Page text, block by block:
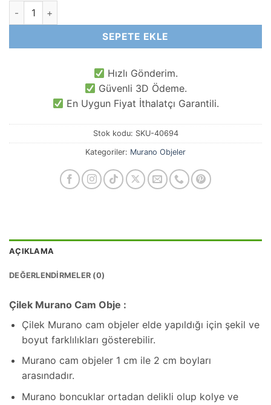
Çilek Murano Cam Obje El Yapımı adet
SEPETE EKLE
Hızlı Gönderim.
Güvenli 3D Ödeme.
En Uygun Fiyat İthalatçı Garantili.
Stok kodu: SKU-40694
Kategoriler: Murano Objeler
AÇIKLAMA
DEĞERLENDIRMELER (0)
Çilek Murano Cam Obje :
Çilek Murano cam objeler elde yapıldığı için şekil ve
boyut farklılıkları gösterebilir.
Murano cam objeler 1 cm ile 2 cm boyları
arasındadır.
Murano boncuklar ortadan delikli olup kolye ve